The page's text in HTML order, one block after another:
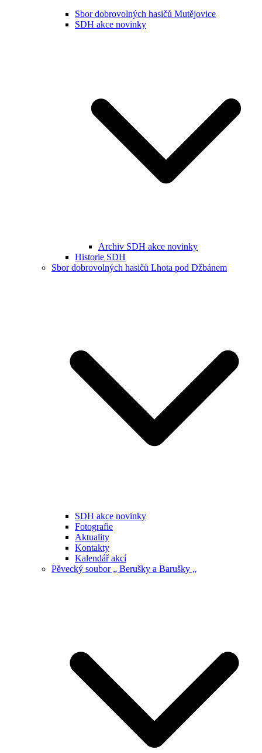
Sbor dobrovolných hasičů Mutějovice
SDH akce novinky
Archiv SDH akce novinky
Historie SDH
Sbor dobrovolných hasičů Lhota pod Džbánem
SDH akce novinky
Fotografie
Aktuality
Kontakty
Kalendář akcí
Pěvecký soubor „ Berušky a Barušky „